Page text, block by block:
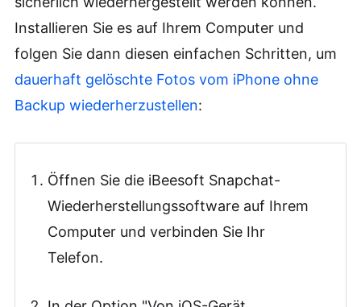
Installieren Sie es auf Ihrem Computer und
folgen Sie dann diesen einfachen Schritten, um
dauerhaft gelöschte Fotos vom iPhone ohne
Backup wiederherzustellen:
Öffnen Sie die iBeesoft Snapchat-
Wiederherstellungssoftware auf Ihrem
Computer und verbinden Sie Ihr
Telefon.